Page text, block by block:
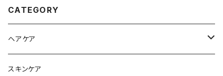
CATEGORY
ヘアケア
シャンプー
スキンケア